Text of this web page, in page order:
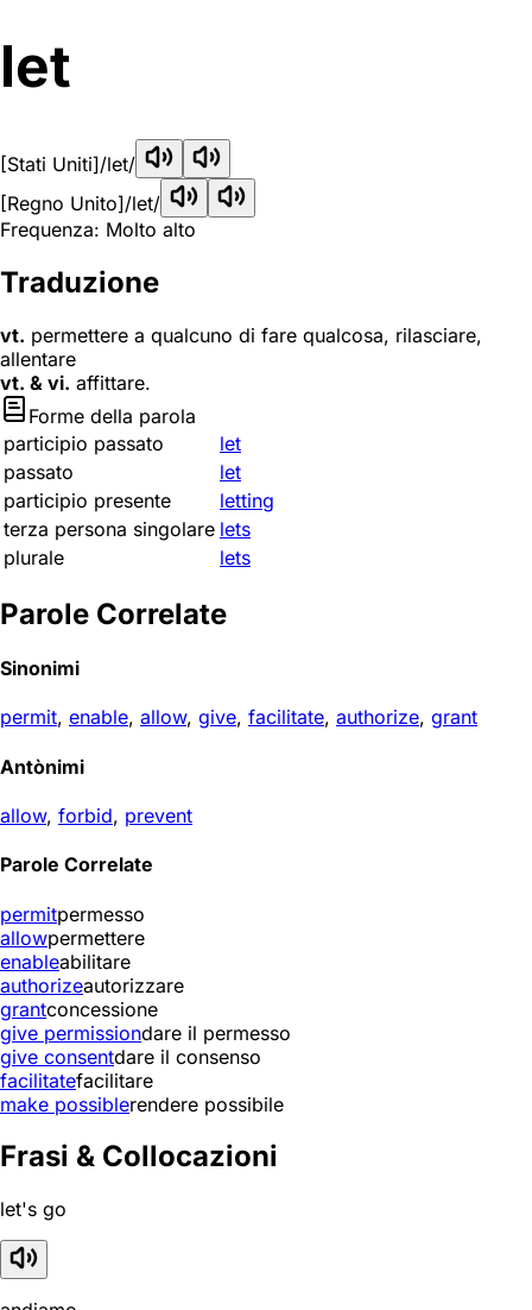
let
[Stati Uniti]/let/
[Regno Unito]/let/
Frequenza: Molto alto
Traduzione
vt. permettere a qualcuno di fare qualcosa, rilasciare,
allentare
vt. & vi. affittare.
Forme della parola
participio passato
let
passato
let
participio presente
letting
terza persona singolare lets
plurale
lets
Parole Correlate
Sinonimi
permit, enable, allow, give, facilitate, authorize, grant
Antònimi
allow, forbid, prevent
Parole Correlate
permitpermesso
allowpermettere
enableabilitare
authorizeautorizzare
grantconcessione
give permissiondare il permesso
give consentdare il consenso
facilitatefacilitare
make possiblerendere possibile
Frasi & Collocazioni
let's go